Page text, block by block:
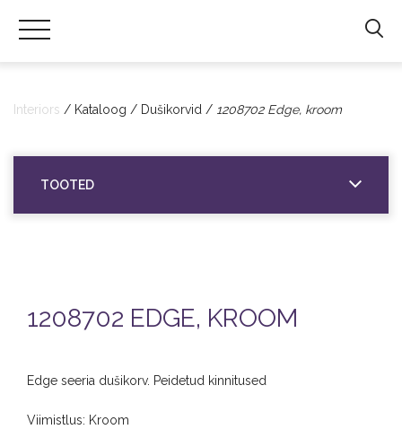
Hals
Sanitaartehniliste
toodete
import
ning
Interiors Kataloog Dušikorvid 1208702 Edge, kroom
TOOTED
1208702 EDGE, KROOM
Edge seeria dušikorv. Peidetud kinnitused
Viimistlus: Kroom